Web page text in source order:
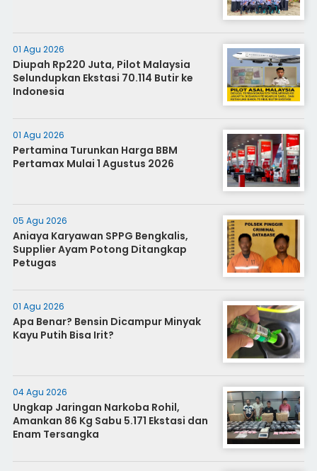
01 Agu 2026
Diupah Rp220 Juta, Pilot Malaysia
Selundupkan Ekstasi 70.114 Butir ke
Indonesia
01 Agu 2026
Pertamina Turunkan Harga BBM
Pertamax Mulai 1 Agustus 2026
05 Agu 2026
Aniaya Karyawan SPPG Bengkalis,
Supplier Ayam Potong Ditangkap
Petugas
01 Agu 2026
Apa Benar? Bensin Dicampur Minyak
Kayu Putih Bisa Irit?
04 Agu 2026
Ungkap Jaringan Narkoba Rohil,
Amankan 86 Kg Sabu 5.171 Ekstasi dan
Enam Tersangka